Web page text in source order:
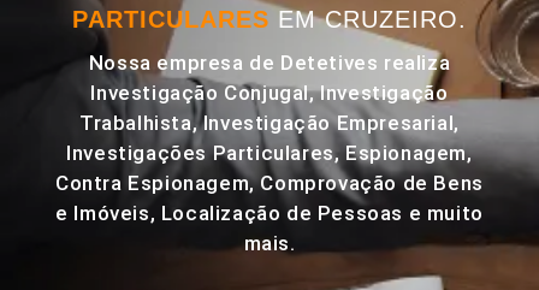
PARTICULARES EM CRUZEIRO.
Nossa empresa de Detetives realiza
Investigação Conjugal, Investigação
Trabalhista, Investigação Empresarial,
Investigações Particulares, Espionagem,
Contra Espionagem, Comprovação de Bens
e Imóveis, Localização de Pessoas e muito
mais.